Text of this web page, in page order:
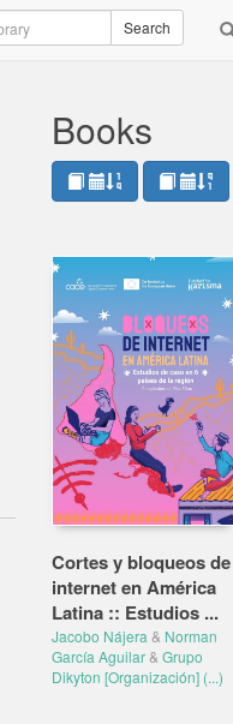
Search
Books
Cortes y bloqueos de
internet en América
Latina :: Estudios ...
Jacobo Nájera & Norman
García Aguilar& Grupo
Dikyton [Organización] (...)